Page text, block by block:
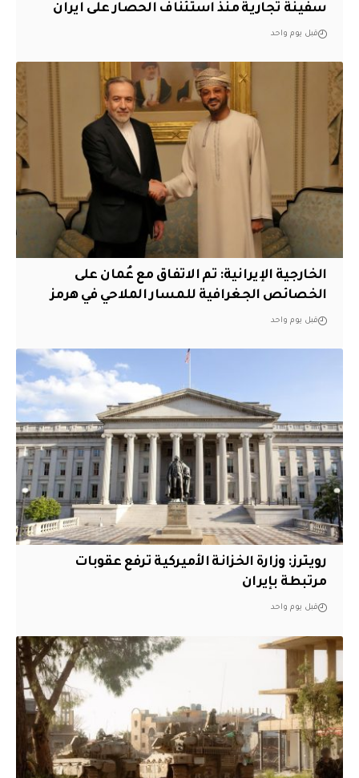
سفينة تجارية منذ استئناف الحصار على ايران
قبل يوم واحد
‏الخارجية الإيرانية: تم الاتفاق مع عُمان على
الخصائص الجغرافية للمسار الملاحي في هرمز
قبل يوم واحد
‏رويترز: وزارة الخزانة الأميركية ترفع عقوبات
مرتبطة بإيران
قبل يوم واحد